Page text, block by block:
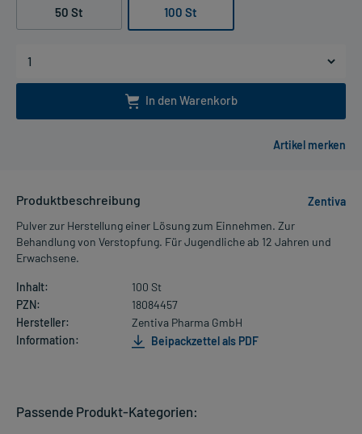
50 St 100 St
In den Warenkorb
Produktbeschreibung
Zentiva
Pulver zur Herstellung einer Lösung zum Einnehmen. Zur
Behandlung von Verstopfung. Für Jugendliche ab 12 Jahren und
Erwachsene.
Inhalt:
100 St
PZN:
18084457
Hersteller:
Zentiva Pharma GmbH
Information:
Beipackzettel als PDF
Passende Produkt-Kategorien: